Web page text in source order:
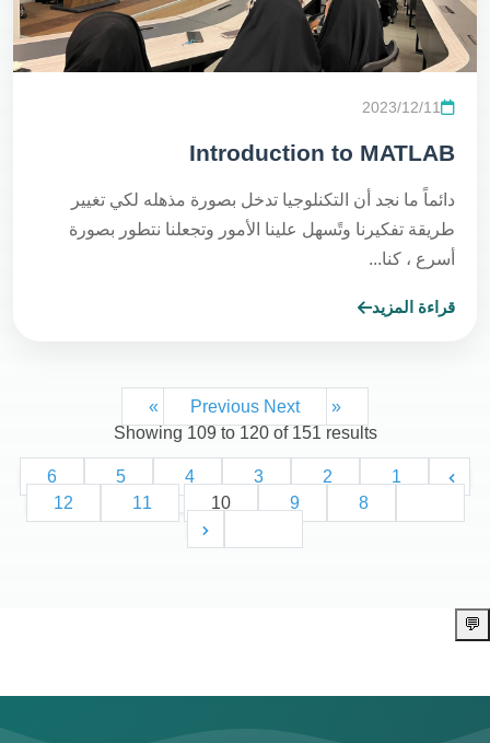
2023/12/11
Introduction to MATLAB
دائماً ما نجد أن التكنلوجيا تدخل بصورة مذهله لكي تغيير
طريقة تفكيرنا وتًسهل علينا الأمور وتجعلنا نتطور بصورة
أسرع ، كنا...
قراءة المزيد
« Previous
Next »
Showing 109to 120of 151 results
1
2
3
4
5
6
8
9
10
11
12
💬